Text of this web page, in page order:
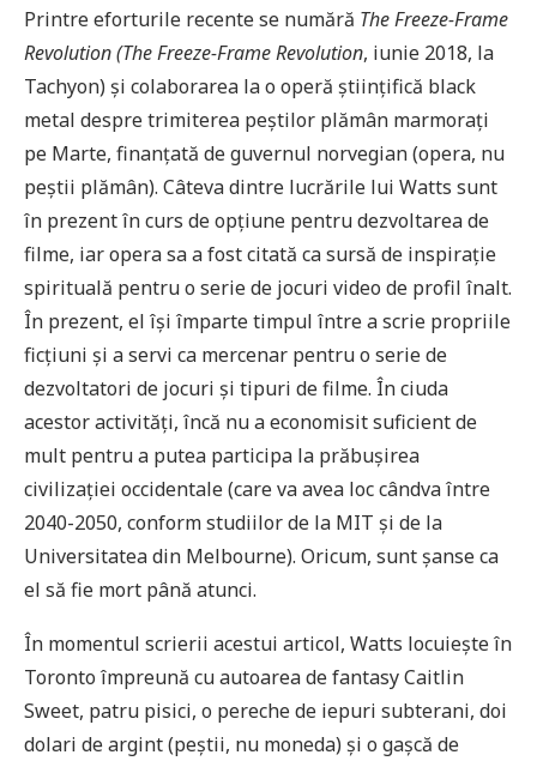
Printre eforturile recente se numără The Freeze-Frame
Revolution (The Freeze-Frame Revolution, iunie 2018, la
Tachyon) și colaborarea la o operă științifică black
metal despre trimiterea peștilor plămân marmorați
pe Marte, finanțată de guvernul norvegian (opera, nu
peștii plămân). Câteva dintre lucrările lui Watts sunt
în prezent în curs de opțiune pentru dezvoltarea de
filme, iar opera sa a fost citată ca sursă de inspirație
spirituală pentru o serie de jocuri video de profil înalt.
În prezent, el își împarte timpul între a scrie propriile
ficțiuni și a servi ca mercenar pentru o serie de
dezvoltatori de jocuri și tipuri de filme. În ciuda
acestor activități, încă nu a economisit suficient de
mult pentru a putea participa la prăbușirea
civilizației occidentale (care va avea loc cândva între
2040-2050, conform studiilor de la MIT și de la
Universitatea din Melbourne). Oricum, sunt șanse ca
el să fie mort până atunci.
În momentul scrierii acestui articol, Watts locuiește în
Toronto împreună cu autoarea de fantasy Caitlin
Sweet, patru pisici, o pereche de iepuri subterani, doi
dolari de argint (peștii, nu moneda) și o gașcă de